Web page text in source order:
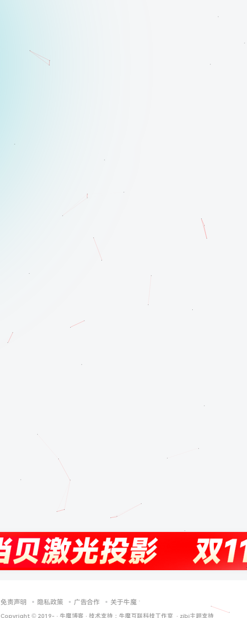
免责声明 隐私政策 广告合作 关于牛魔
Copyright © 2019- · 牛魔博客 · 技术支持： 牛魔互联科技工作室 · zibi主题支持